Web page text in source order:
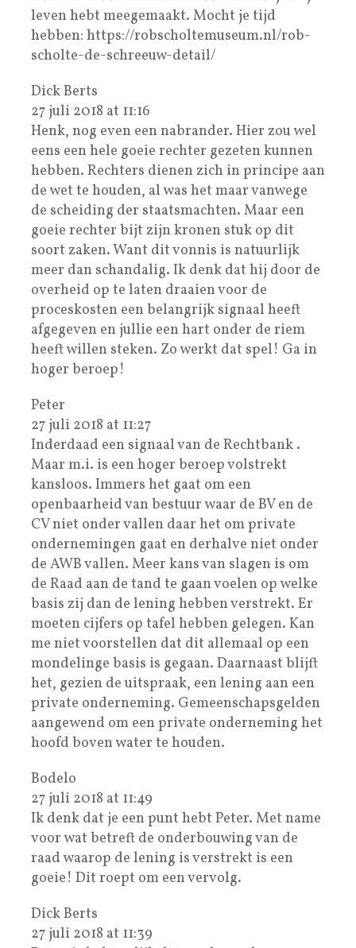
leven hebt meegemaakt. Mocht je tijd
hebben: https://robscholtemuseum.nl/rob-
scholte-de-schreeuw-detail/
Dick Berts
27 juli 2018 at 11:16
Henk, nog even een nabrander. Hier zou wel
eens een hele goeie rechter gezeten kunnen
hebben. Rechters dienen zich in principe aan
de wet te houden, al was het maar vanwege
de scheiding der staatsmachten. Maar een
goeie rechter bijt zijn kronen stuk op dit
soort zaken. Want dit vonnis is natuurlijk
meer dan schandalig. Ik denk dat hij door de
overheid op te laten draaien voor de
proceskosten een belangrijk signaal heeft
afgegeven en jullie een hart onder de riem
heeft willen steken. Zo werkt dat spel! Ga in
hoger beroep!
Peter
27 juli 2018 at 11:27
Inderdaad een signaal van de Rechtbank .
Maar m.i. is een hoger beroep volstrekt
kansloos. Immers het gaat om een
openbaarheid van bestuur waar de BV en de
CV niet onder vallen daar het om private
ondernemingen gaat en derhalve niet onder
de AWB vallen. Meer kans van slagen is om
de Raad aan de tand te gaan voelen op welke
basis zij dan de lening hebben verstrekt. Er
moeten cijfers op tafel hebben gelegen. Kan
me niet voorstellen dat dit allemaal op een
mondelinge basis is gegaan. Daarnaast blijft
het, gezien de uitspraak, een lening aan een
private onderneming. Gemeenschapsgelden
aangewend om een private onderneming het
hoofd boven water te houden.
Bodelo
27 juli 2018 at 11:49
Ik denk dat je een punt hebt Peter. Met name
voor wat betreft de onderbouwing van de
raad waarop de lening is verstrekt is een
goeie! Dit roept om een vervolg.
Dick Berts
27 juli 2018 at 11:39